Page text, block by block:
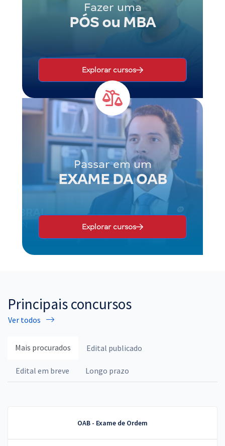
Fazer uma
PÓS ou MBA
Explorar cursos
Passar em um
EXAME DA OAB
Explorar cursos
Principais concursos
Ver todos
Mais procurados Edital publicado
Edital em breve Longo prazo
OAB - Exame de Ordem